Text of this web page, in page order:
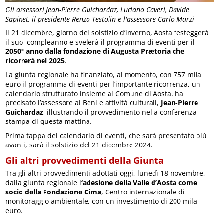
Gli assessori Jean-Pierre Guichardaz, Luciano Caveri, Davide
Sapinet, il presidente Renzo Testolin e l'assessore Carlo Marzi
Il 21 dicembre, giorno del solstizio d’inverno, Aosta festeggerà
il suo compleanno e svelerà il programma di eventi per il
2050° anno dalla fondazione di Augusta Prætoria che
ricorrerà nel 2025.
La giunta regionale ha finanziato, al momento, con 757 mila
euro il programma di eventi per l’importante ricorrenza, un
calendario strutturato insieme al Comune di Aosta, ha
precisato l’assessore ai Beni e attività culturali, Jean-Pierre
Guichardaz, illustrando il provvedimento nella conferenza
stampa di questa mattina.
Prima tappa del calendario di eventi, che sarà presentato più
avanti, sarà il solstizio del 21 dicembre 2024.
Gli altri provvedimenti della Giunta
Tra gli altri provvedimenti adottati oggi, lunedì 18 novembre,
dalla giunta regionale l‘adesione della Valle d’Aosta come
socio della Fondazione Cima, Centro internazionale di
monitoraggio ambientale, con un investimento di 200 mila
euro.